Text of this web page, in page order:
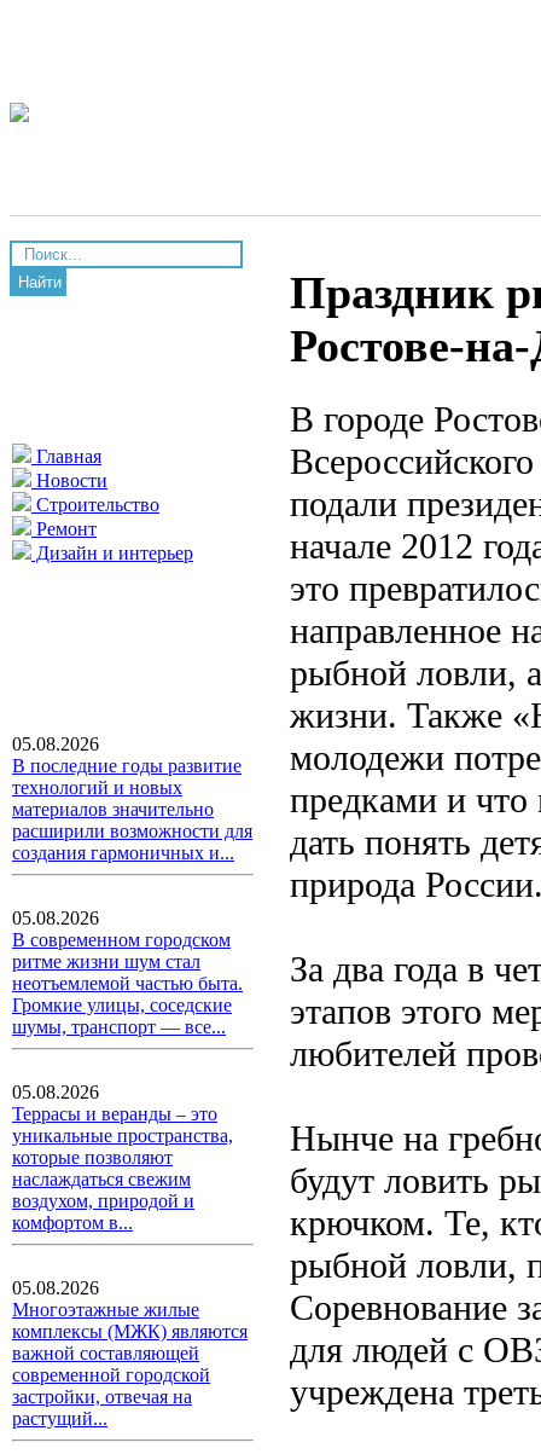
Найти
Главная
Новости
Строительство
Ремонт
Дизайн и интерьер
05.08.2026
В последние годы развитие
технологий и новых
материалов значительно
расширили возможности для
создания гармоничных и...
05.08.2026
В современном городском
ритме жизни шум стал
неотъемлемой частью быта.
Громкие улицы, соседские
шумы, транспорт — все...
05.08.2026
Террасы и веранды – это
уникальные пространства,
которые позволяют
наслаждаться свежим
воздухом, природой и
комфортом в...
05.08.2026
Многоэтажные жилые
комплексы (МЖК) являются
важной составляющей
современной городской
застройки, отвечая на
растущий...
Праздник
Ростове-
В городе
подали
начале 2012
это
направленное
рыбной ловли,
жизни. Также
молодежи
предками и
дать понять
природа
За два года в
этапов этого
любителей
Нынче на
будут ловить
крючком. Те,
рыбной ловли,
Соревнование
для людей с
учреждена